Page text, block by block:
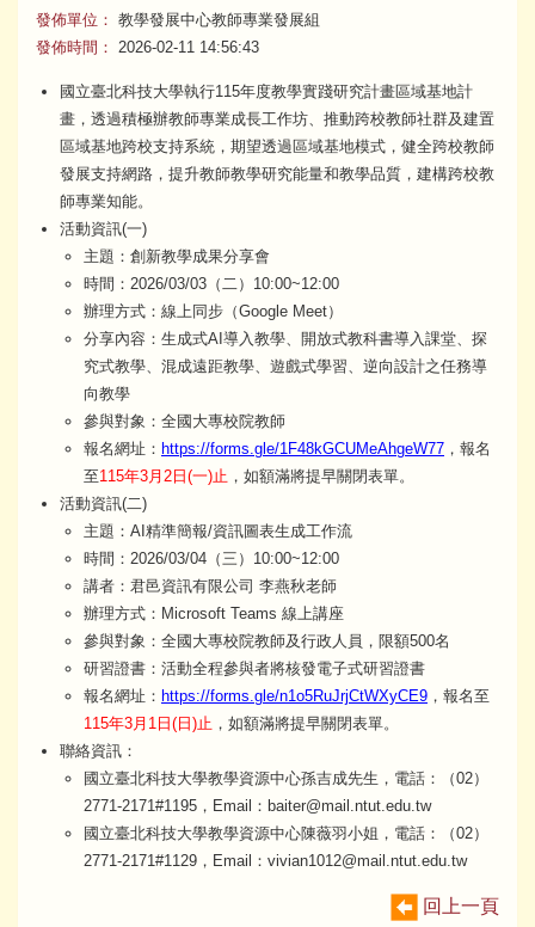
發佈單位： 教學發展中心教師專業發展組
發佈時間：
2026-02-11 14:56:43
國立臺北科技大學執行115年度教學實踐研究計畫區域基地計
畫，透過積極辦教師專業成長工作坊、推動跨校教師社群及建置
區域基地跨校支持系統，期望透過區域基地模式，健全跨校教師
發展支持網路，提升教師教學研究能量和教學品質，建構跨校教
師專業知能。
活動資訊(一)
主題：創新教學成果分享會
時間：2026/03/03（二）10:00~12:00
辦理方式：線上同步（Google Meet）
分享內容：生成式AI導入教學、開放式教科書導入課堂、探
究式教學、混成遠距教學、遊戲式學習、逆向設計之任務導
向教學
參與對象：全國大專校院教師
報名網址： https://forms.gle/1F48kGCUMeAhgeW77 ，報名
至115年3月2日(一)止 ，如額滿將提早關閉表單。
活動資訊(二)
主題：AI精準簡報/資訊圖表生成工作流
時間：2026/03/04（三）10:00~12:00
講者：君邑資訊有限公司 李燕秋老師
辦理方式：Microsoft Teams 線上講座
參與對象：全國大專校院教師及行政人員，限額500名
研習證書：活動全程參與者將核發電子式研習證書
報名網址： https://forms.gle/n1o5RuJrjCtWXyCE9 ，報名至
115年3月1日(日)止 ，如額滿將提早關閉表單。
聯絡資訊：
國立臺北科技大學教學資源中心孫吉成先生，電話：（02）
2771-2171#1195，Email：baiter@mail.ntut.edu.tw
國立臺北科技大學教學資源中心陳薇羽小姐，電話：（02）
2771-2171#1129，Email：vivian1012@mail.ntut.edu.tw
回上一頁